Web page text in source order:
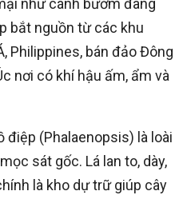
như cánh bướm đang
bắt nguồn từ các khu
Philippines, bán đảo Đông
nơi có khí hậu ấm, ẩm và
điệp (Phalaenopsis) là loài
sát gốc. Lá lan to, dày,
là kho dự trữ giúp cây